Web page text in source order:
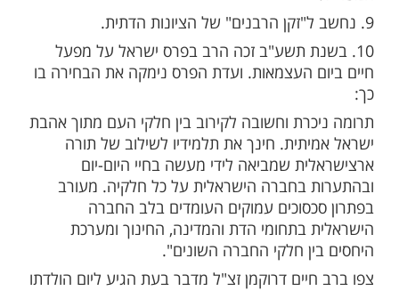
תנועת הנוער בני עקיבא, כיהן כיו"ר
והאולפנות של תנועת הנוער בני עקיבא,
בתנועה וכיהן אף כנשיא איגוד ישיבות
מערך הגיור הממלכתי במשרד ראש
כנסת וסגן שר הדתות מטעם מפלגת